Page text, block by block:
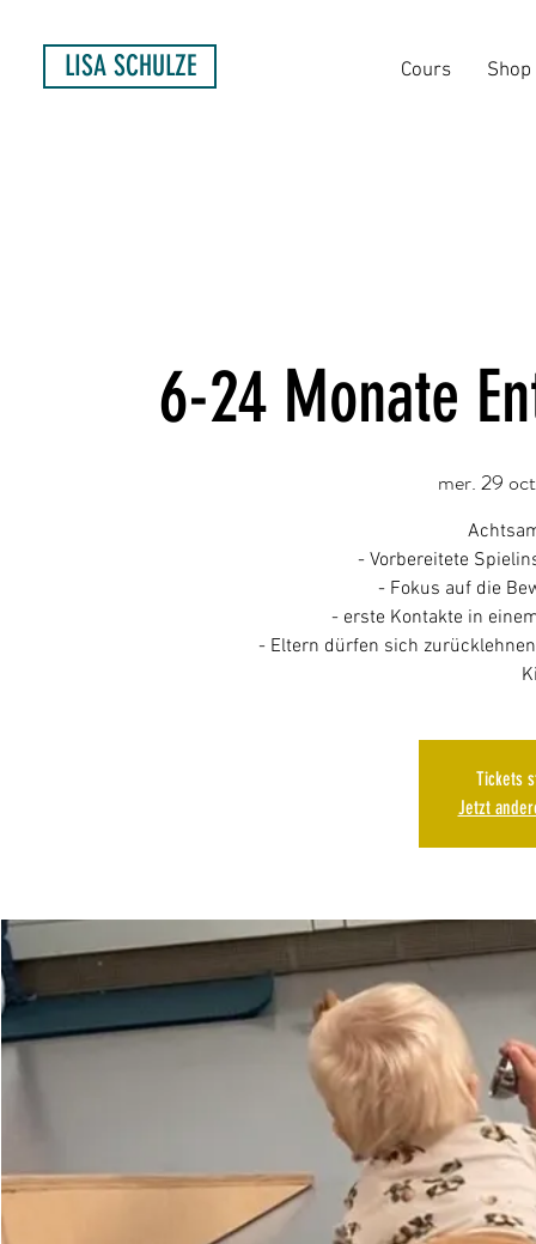
Cours Shop
LISA SCHULZE
6-24 Monate
mer. 29
- Vorbereitete
- Fokus auf die
- erste Kontakte in
- Eltern dürfen sich
Tickets
Jetzt